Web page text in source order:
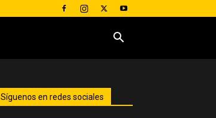
Síguenos en redes sociales